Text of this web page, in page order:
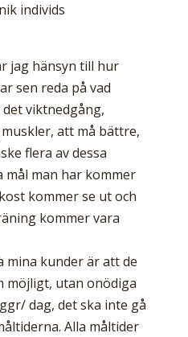
individs
jag hänsyn till hur
sen reda på vad
viktnedgång,
att må bättre,
flera av dessa
mål man har kommer
kommer se ut och
kommer vara
mina kunder är att de
möjligt, utan onödiga
dag, det ska inte gå
Alla måltider